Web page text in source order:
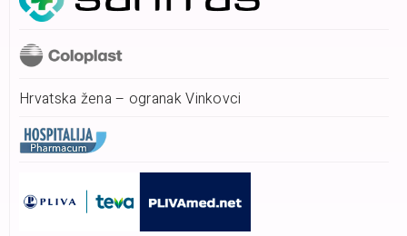
Hrvatska žena – ogranak Vinkovci